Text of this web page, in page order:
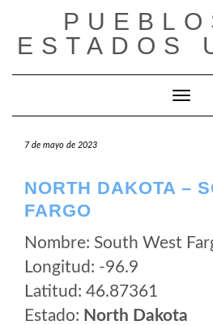
contenido
ESTADOS
7 de mayo de 2023
NORTH DAKOTA –
FARGO
Nombre: South West
Longitud: -96.9
Latitud: 46.87361
Estado: North Dakota